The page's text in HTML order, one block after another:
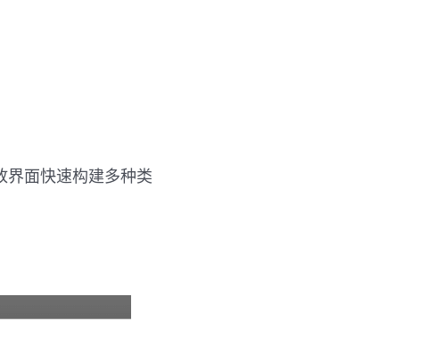
界面快速构建多种类